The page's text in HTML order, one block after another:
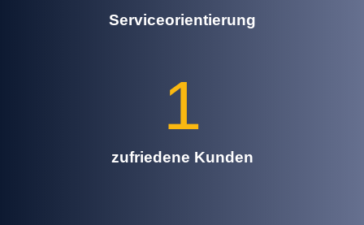
Serviceorientierung
1
zufriedene Kunden